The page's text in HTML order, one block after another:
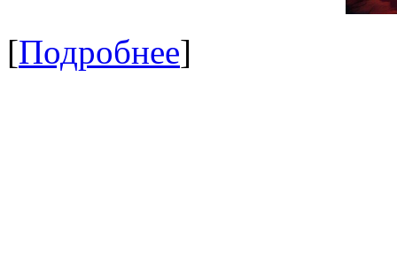
[Подробнее]